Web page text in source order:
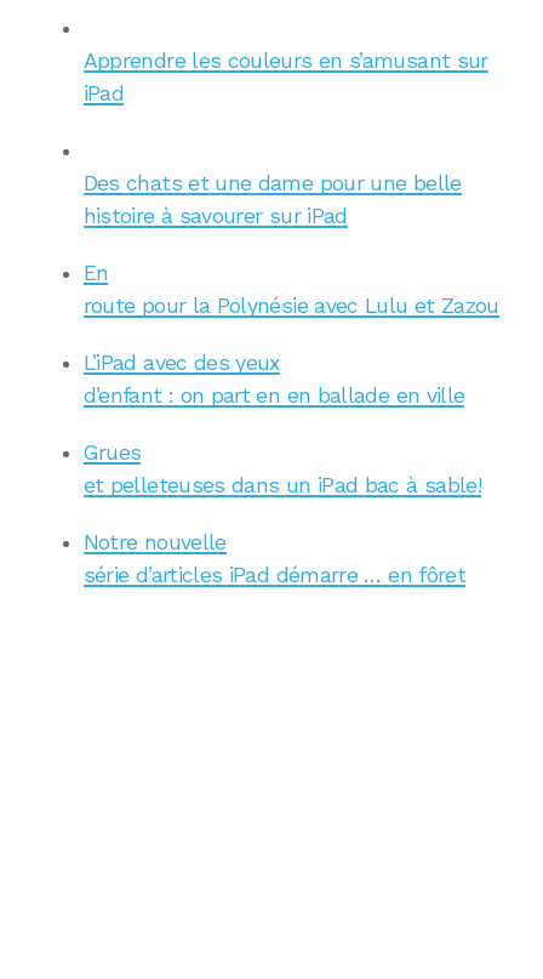
Apprendre les couleurs en s’amusant sur
iPad
Des chats et une dame pour une belle
histoire à savourer sur iPad
En
route pour la Polynésie avec Lulu et Zazou
L’iPad avec des yeux
d’enfant : on part en en ballade en ville
Grues
et pelleteuses dans un iPad bac à sable!
Notre nouvelle
série d’articles iPad démarre … en fôret